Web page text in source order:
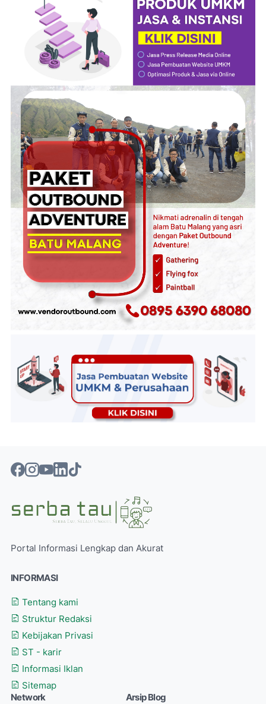
Portal Informasi Lengkap dan Akurat
INFORMASI
Tentang kami
Struktur Redaksi
Kebijakan Privasi
ST - karir
Informasi Iklan
Sitemap
Network
Arsip Blog